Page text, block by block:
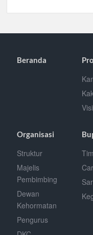
Beranda
Organisasi
Struktur
Majelis
Pembimbing
Dewan
Kehormatan
Pengurus